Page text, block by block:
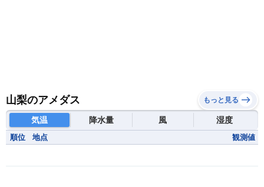
山梨のアメダス もっと見る
気温 降水量 風 湿度
順位 地点 観測値